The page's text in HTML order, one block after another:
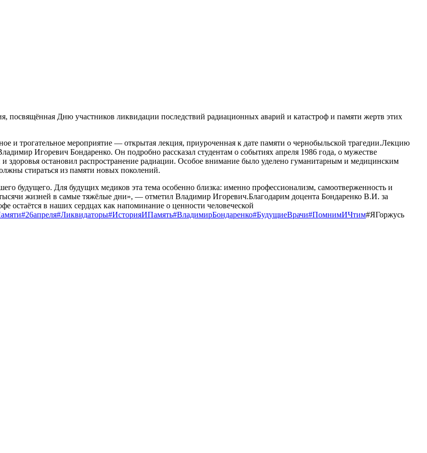
посвящённая Дню участников ликвидации последствий радиационных аварий и катастроф и памяти жертв этих
и трогательное мероприятие — открытая лекция, приуроченная к дате памяти о чернобыльской трагедии.Лекцию
Игоревич Бондаренко. Он подробно рассказал студентам о событиях апреля 1986 года, о мужестве
здоровья остановил распространение радиации. Особое внимание было уделено гуманитарным и медицинским
стираться из памяти новых поколений.
будущего. Для будущих медиков эта тема особенно близка: именно профессионализм, самоотверженность и
жизней в самые тяжёлые дни», — отметил Владимир Игоревич.Благодарим доцента Бондаренко В.И. за
остаётся в наших сердцах как напоминание о ценности человеческой
#26апреля#Ликвидаторы#ИсторияИПамять#ВладимирБондаренко#БудущиеВрачи#ПомнимИЧтим#ЯГоржусь